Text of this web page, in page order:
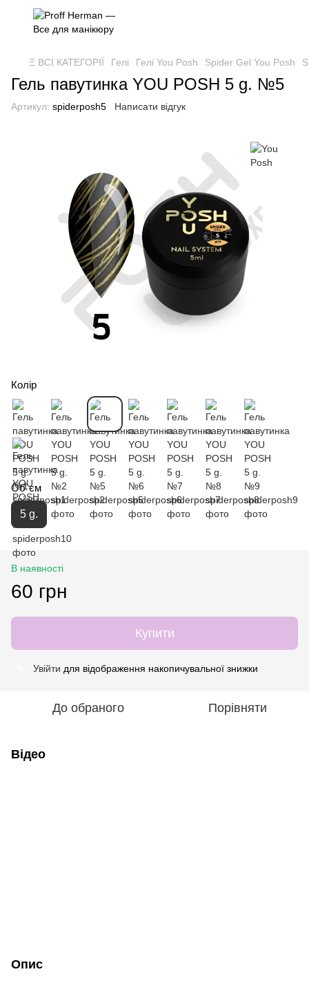
Ξ ВСІ КАТЕГОРІЇ Гелі Гелі You Posh Spider Gel You Posh
Гель павутинка YOU POSH 5 g. №5
Артикул: spiderposh5 Написати відгук
Колір
Об`єм
5 g.
В наявності
60 грн
Купити
Увійти для відображення накопичувальної знижки
До обраного Порівняти
Відео
Опис